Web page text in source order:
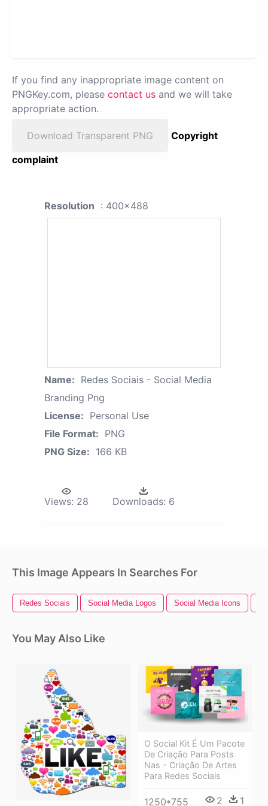
If you find any inappropriate image content on
PNGKey.com, please contact us and we will take
appropriate action.
Download Transparent PNG
Copyright
complaint
Resolution : 400x488
Name: Redes Sociais - Social Media
Branding Png
License: Personal Use
File Format: PNG
PNG Size: 166 KB
Views: 28 Downloads: 6
This Image Appears In Searches For
Redes Sociais Social Media Logos Social Media Icons
You May Also Like
O Social Kit É Um Pacote
De Criação Para Posts
Nas - Criação De Artes
Para Redes Sociais
1250*755 2 1